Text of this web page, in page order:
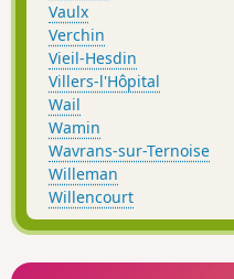
Vaulx
Verchin
Vieil-Hesdin
Villers-l'Hôpital
Wail
Wamin
Wavrans-sur-Ternoise
Willeman
Willencourt